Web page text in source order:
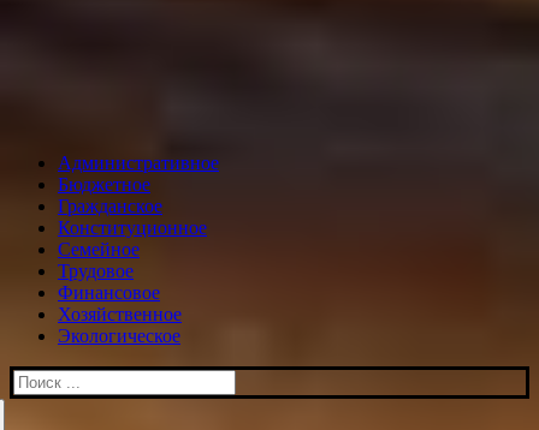
Административное
Бюджетное
Гражданское
Конституционное
Семейное
Трудовое
Финансовое
Хозяйственное
Экологическое
Искать: